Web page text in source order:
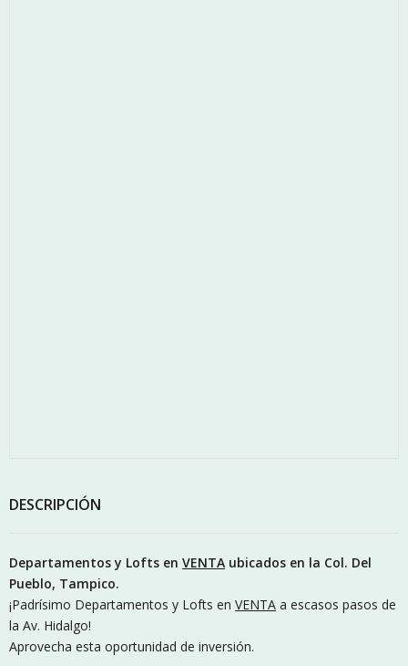
DESCRIPCIÓN
Departamentos y Lofts en VENTA ubicados en la Col. Del
Pueblo, Tampico.
¡Padrísimo Departamentos y Lofts en VENTA a escasos pasos de
la Av. Hidalgo!
Aprovecha esta oportunidad de inversión.